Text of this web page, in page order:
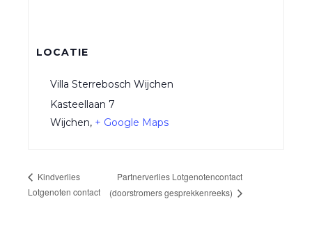
LOCATIE
Villa Sterrebosch Wijchen
Kasteellaan 7
Wijchen, + Google Maps
Kindverlies
Lotgenoten contact
Partnerverlies Lotgenotencontact
(doorstromers gesprekkenreeks)